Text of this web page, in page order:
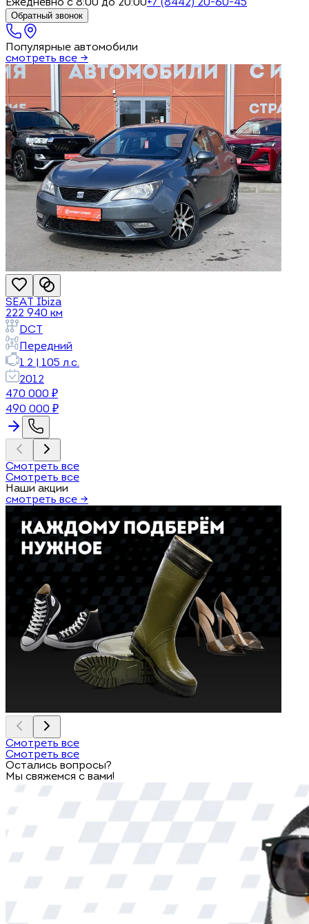
Ежедневно с 8:00 до 20:00+7 (8442) 20-60-45
Обратный звонок
Популярные автомобили
смотреть все →
SEAT Ibiza
222 940 км
DCT
Передний
1.2
105 л.с.
2012
470 000 ₽
490 000 ₽
Смотреть все
Смотреть все
Наши акции
смотреть все →
Смотреть все
Смотреть все
Остались вопросы?
Мы свяжемся с вами!